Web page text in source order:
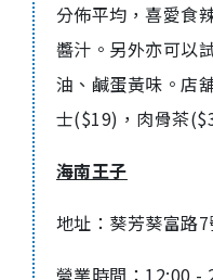
分佈平均，喜愛食
醬汁。另外亦可以
油、鹹蛋黃味。店
士($19)，肉骨茶
海南王子
地址：葵芳葵富路
營業時間：12:00 -